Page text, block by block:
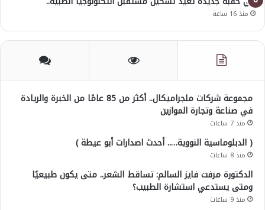
منذ 16 ساعة
مجموعة شركات ملجراميكال.. أكثر من 85 عامًا من الخبرة والريادة
في صناعة وتجارة الموازين
منذ 7 ساعات
( الدبلوماسية النووية….. أحدث اصدارات أبو عيطة )
منذ 8 ساعات
الدكتورة مرفت فايز السالم: تساقط الشعر.. متى يكون طبيعيًا
ومتى يستدعي استشارة الطبيب؟
منذ 9 ساعات